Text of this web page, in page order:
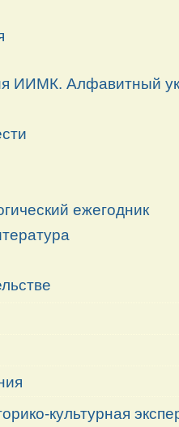
ИИМК. Алфавитный
ежегодник
культурная